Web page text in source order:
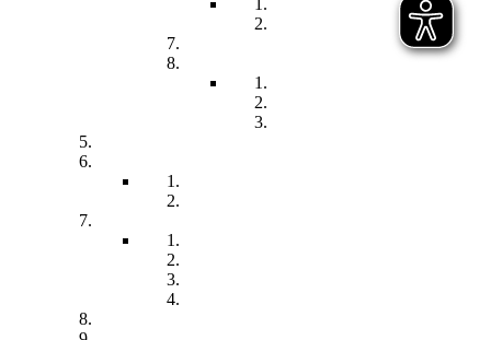
Chronisch kranke Kinder
Familien unterstützender Dienst